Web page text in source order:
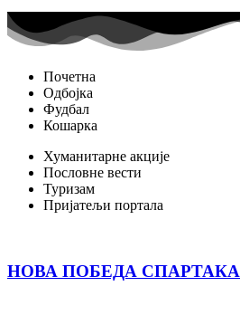
Почетна
Одбојка
Фудбал
Кошарка
Хуманитарне акције
Пословне вести
Туризам
Пријатељи портала
НОВА ПОБЕДА СПАРТАКА